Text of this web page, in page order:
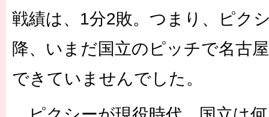
戦績は、1分2敗。つまり、ピク
降、いまだ国立のピッチで名古
できていませんでした。